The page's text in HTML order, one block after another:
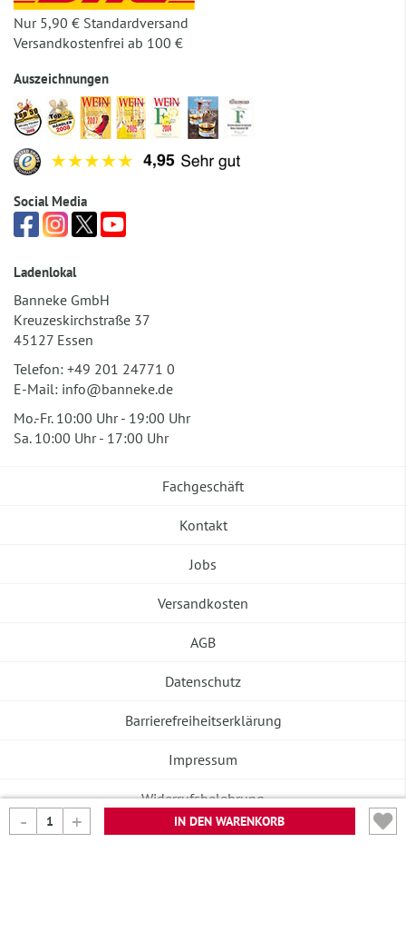
IN DEN WARENKORB
Nur 5,90 € Standardversand
Versandkostenfrei ab 100 €
Auszeichnungen
Social Media
Ladenlokal
Banneke GmbH
Kreuzeskirchstraße 37
45127 Essen
Telefon: +49 201 24771 0
E-Mail: info@banneke.de
Mo.-Fr. 10:00 Uhr - 19:00 Uhr
Sa. 10:00 Uhr - 17:00 Uhr
Fachgeschäft
Kontakt
Jobs
Versandkosten
AGB
Datenschutz
Barrierefreiheitserklärung
Impressum
Widerrufsbelehrung
Vertrag widerrufen